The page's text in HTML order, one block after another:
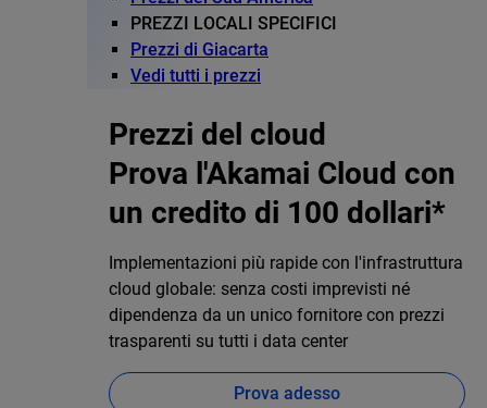
PREZZI LOCALI SPECIFICI
Prezzi di Giacarta
Vedi tutti i prezzi
Prezzi del cloud
Prova l'Akamai Cloud con
un credito di 100 dollari*
Implementazioni più rapide con l'infrastruttura
cloud globale: senza costi imprevisti né
dipendenza da un unico fornitore con prezzi
trasparenti su tutti i data center
Prova adesso